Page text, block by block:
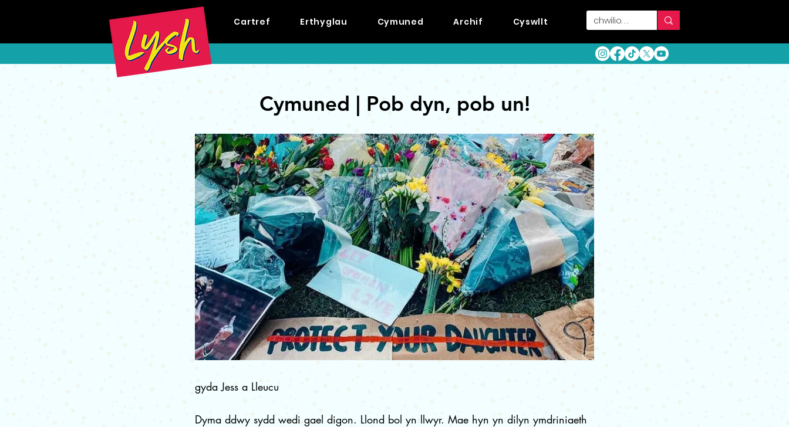
Cartref Erthyglau Cymuned Archif Cyswllt
Cymuned | Pob dyn, pob un!
gyda Jess a Lleucu
Dyma ddwy sydd wedi gael digon. Llond bol yn llwyr. Mae hyn yn dilyn ymdriniaeth